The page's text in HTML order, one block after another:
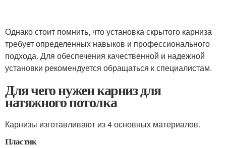
Однако стоит помнить, что установка скрытого карниза
требует определенных навыков и профессионального
подхода. Для обеспечения качественной и надежной
установки рекомендуется обращаться к специалистам.
Для чего нужен карниз для
натяжного потолка
Карнизы изготавливают из 4 основных материалов.
Пластик